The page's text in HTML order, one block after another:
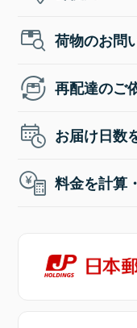
荷物のお問
再配達のご
お届け日数
料金を計算